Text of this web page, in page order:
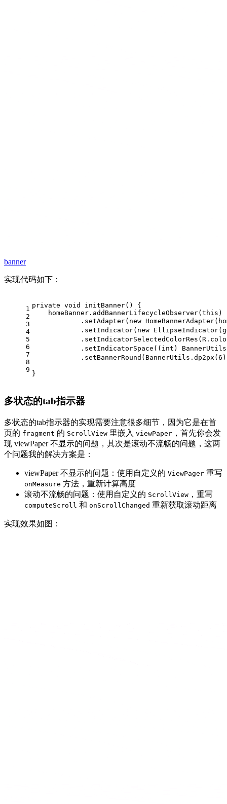
banner
实现代码如下：
1
2
3
4
5
6
7
8
9
private void initBanner()
{
    homeBanner.addBannerLifecycleObserver(
this )
            .setAdapter(
new
            .setIndicator(
new
            .setIndicatorSpace((
int )
            .setBannerRound(BannerUtils.dp2px(
6
}
多状态的tab指示器
多状态的tab指示器的实现需要注意很多细节，因为它是在首
页的 fragment 的 ScrollView 里嵌入 viewPaper ，首先你会发
现 viewPaper 不显示的问题，其次是滚动不流畅的问题，这两
个问题我的解决方案是：
viewPaper 不显示的问题：使用自定义的 ViewPager 重写
onMeasure 方法，重新计算高度
滚动不流畅的问题：使用自定义的 ScrollView ，重写
computeScroll 和 onScrollChanged 重新获取滚动距离
实现效果如图：